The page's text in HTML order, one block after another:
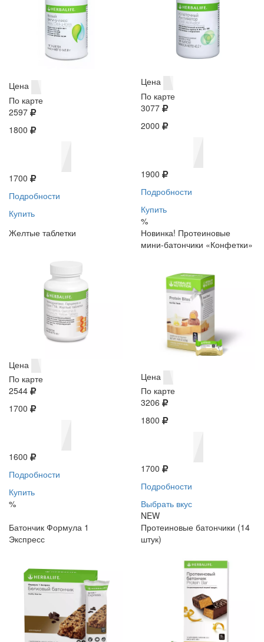
Цена
По карте
2597
1800
1700
Подробности
Купить
Цена
По карте
3077
2000
1900
Подробности
Купить
%
Желтые таблетки
Цена
По карте
2544
1700
1600
Подробности
Купить
%
Новинка! Протеиновые
мини-батончики «Конфетки»
Цена
По карте
3206
1800
1700
Подробности
Выбрать вкус
NEW
Батончик Формула 1
Экспресс
Протеиновые батончики (14
штук)